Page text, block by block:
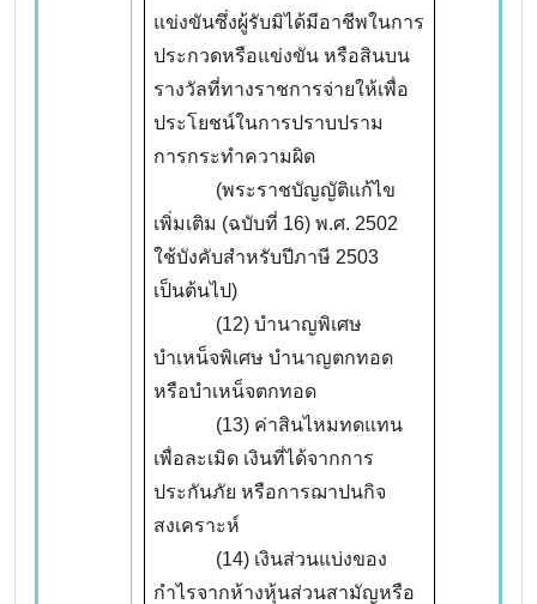
แข่งขันซึ่งผู้รับมิได้มีอาชีพในการ
ประกวดหรือแข่งขัน หรือสินบน
รางวัลที่ทางราชการจ่ายให้เพื่อ
ประโยชน์ในการปราบปราม
การกระทำความผิด
(พระราชบัญญัติแก้ไข
เพิ่มเติม (ฉบับที่ 16) พ.ศ. 2502
ใช้บังคับสำหรับปีภาษี 2503
เป็นต้นไป)
(12) บำนาญพิเศษ
บำเหน็จพิเศษ บำนาญตกทอด
หรือบำเหน็จตกทอด
(13) ค่าสินไหมทดแทน
เพื่อละเมิด เงินที่ได้จากการ
ประกันภัย หรือการฌาปนกิจ
สงเคราะห์
(14) เงินส่วนแบ่งของ
กำไรจากห้างหุ้นส่วนสามัญหรือ